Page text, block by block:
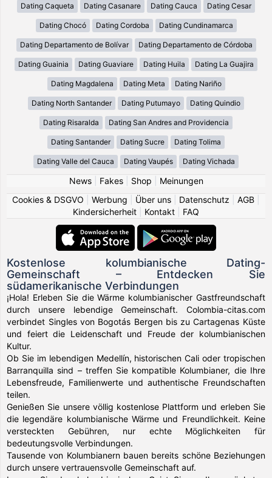
Dating Caqueta Dating Casanare Dating Cauca Dating Cesar
Dating Chocó Dating Cordoba Dating Cundinamarca
Dating Departamento de Bolívar Dating Departamento de Córdoba
Dating Guainia Dating Guaviare Dating Huila Dating La Guajira
Dating Magdalena Dating Meta Dating Nariño
Dating North Santander Dating Putumayo Dating Quindio
Dating Risaralda Dating San Andres and Providencia
Dating Santander Dating Sucre Dating Tolima
Dating Valle del Cauca Dating Vaupés Dating Vichada
News| Fakes| Shop
Meinungen
Cookies & DSGVO
Werbung Über uns Datenschutz AGB
Kindersicherheit
Kontakt FAQ
Kostenlose kolumbianische Dating-
Gemeinschaft – Entdecken Sie
südamerikanische Verbindungen
¡Hola! Erleben Sie die Wärme kolumbianischer Gastfreundschaft
durch unsere lebendige Gemeinschaft. Colombia-citas.com
verbindet Singles von Bogotás Bergen bis zu Cartagenas Küste
und feiert die Leidenschaft und Freude der kolumbianischen
Kultur.
Ob Sie im lebendigen Medellín, historischen Cali oder tropischen
Barranquilla sind – treffen Sie kompatible Kolumbianer, die Ihre
Lebensfreude, Familienwerte und authentische Freundschaften
teilen.
Genießen Sie unsere völlig kostenlose Plattform und erleben Sie
die legendäre kolumbianische Wärme und Freundlichkeit. Keine
versteckten Gebühren, nur echte Möglichkeiten für
bedeutungsvolle Verbindungen.
Tausende von Kolumbianern bauen bereits schöne Beziehungen
durch unsere vertrauensvolle Gemeinschaft auf.